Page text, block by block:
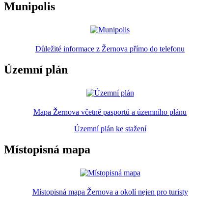
Munipolis
Důležité informace z Žernova přímo do telefonu
Územní plán
Mapa Žernova včetně pasportů a územního plánu
Územní plán ke stažení
Místopisná mapa
Místopisná mapa Žernova a okolí nejen pro turisty